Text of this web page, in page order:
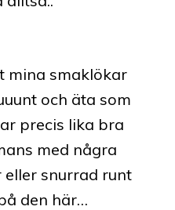
mina smaklökar
och äta som
precis lika bra
med några
snurrad runt
den här…